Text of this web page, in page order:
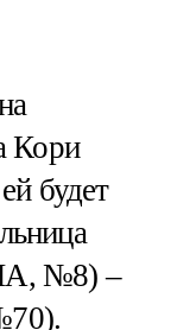
Кори
будет
№8) –